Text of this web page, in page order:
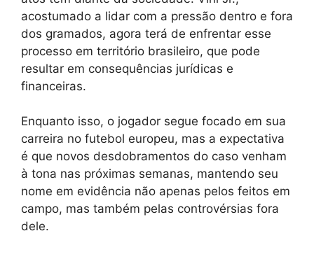
acostumado a lidar com a pressão dentro e fora
dos gramados, agora terá de enfrentar esse
processo em território brasileiro, que pode
resultar em consequências jurídicas e
financeiras.
Enquanto isso, o jogador segue focado em sua
carreira no futebol europeu, mas a expectativa
é que novos desdobramentos do caso venham
à tona nas próximas semanas, mantendo seu
nome em evidência não apenas pelos feitos em
campo, mas também pelas controvérsias fora
dele.